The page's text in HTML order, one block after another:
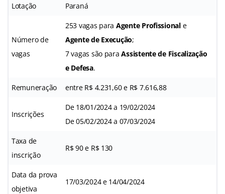
Lotação Paraná
Número de
vagas
253 vagas para Agente Profissional e
Agente de Execução;
7 vagas são paraAssistente de Fiscalização
e Defesa.
Remuneração entre R$ 4.231,60 e R$ 7.616,88
Inscrições
De 18/01/2024 a 19/02/2024
De 05/02/2024 a 07/03/2024
Taxa de
inscrição
R$ 90 e R$ 130
Data da prova
objetiva
17/03/2024 e 14/04/2024